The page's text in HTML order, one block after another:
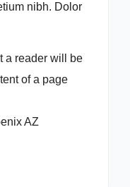
nibh. Dolor
a reader will be
of a page
AZ